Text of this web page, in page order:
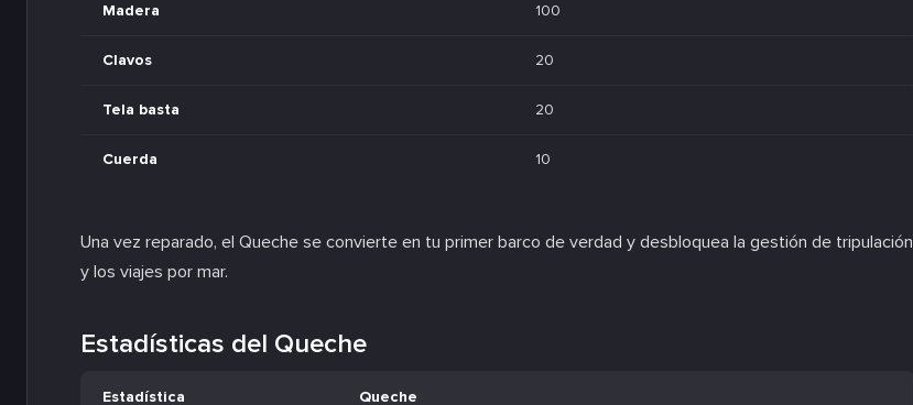
Madera 100
Clavos 20
Tela basta 20
Cuerda 10
Una vez reparado, el Queche se convierte en tu primer barco de verdad y desbloquea la gestión de tripulación
y los viajes por mar.
Estadísticas del Queche
Estadística Queche